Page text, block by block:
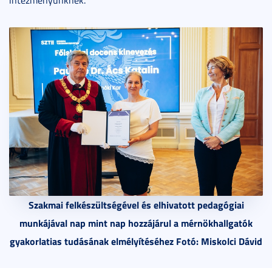
Szakmai felkészültségével és elhivatott pedagógiai
munkájával nap mint nap hozzájárul a mérnökhallgatók
gyakorlatias tudásának elmélyítéséhez Fotó: Miskolci Dávid